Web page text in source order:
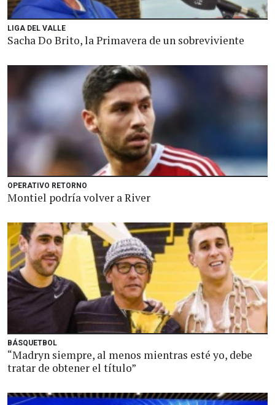
LIGA DEL VALLE
Sacha Do Brito, la Primavera de un sobreviviente
OPERATIVO RETORNO
Montiel podría volver a River
BÁSQUETBOL
“Madryn siempre, al menos mientras esté yo, debe
tratar de obtener el título”